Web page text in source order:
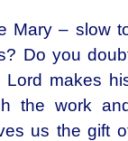
Mary – slow
Do you
makes
the work
us the gift